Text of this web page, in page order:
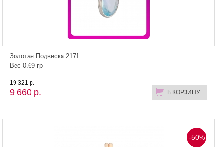
Золотая Подвеска 2171
Вес 0.69 гр
9 660 р. В КОРЗИНУ
19 321 р.
-50%